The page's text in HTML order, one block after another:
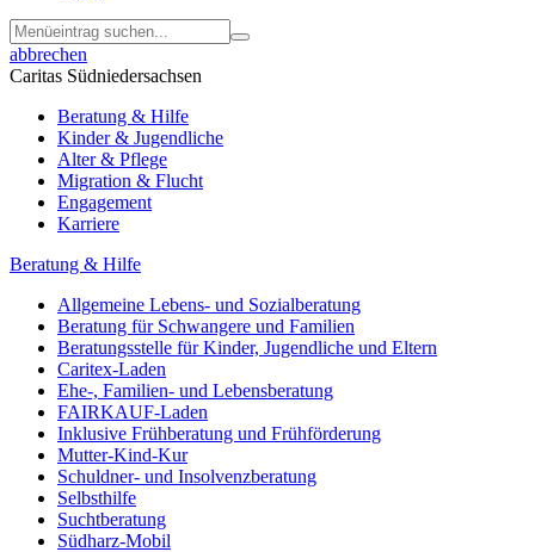
abbrechen
Caritas Südniedersachsen
Beratung & Hilfe
Kinder & Jugendliche
Alter & Pflege
Migration & Flucht
Engagement
Karriere
Beratung & Hilfe
Allgemeine Lebens- und Sozialberatung
Beratung für Schwangere und Familien
Beratungsstelle für Kinder, Jugendliche und Eltern
Caritex-Laden
Ehe-, Familien- und Lebensberatung
FAIRKAUF-Laden
Inklusive Frühberatung und Frühförderung
Mutter-Kind-Kur
Schuldner- und Insolvenzberatung
Selbsthilfe
Suchtberatung
Südharz-Mobil